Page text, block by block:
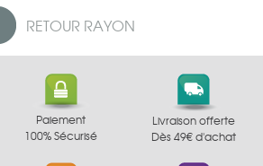
RETOUR RAYON
Paiement
100% Sécurisé
Livraison offerte
Dès 49€ d'achat